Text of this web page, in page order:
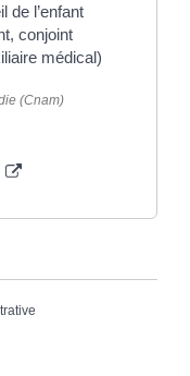
de l’enfant
conjoint
médical)
(Cnam)